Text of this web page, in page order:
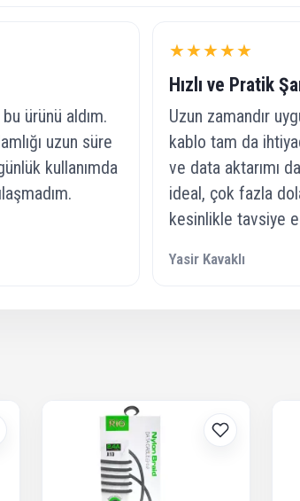
ürünü aldım.
uzun süre
kullanımda
★★★★★
Hızlı ve Pratik
Uzun zamandır
kablo tam da
ve data aktarımı
ideal, çok fazla
kesinlikle tavsiye
Yasir Kavaklı